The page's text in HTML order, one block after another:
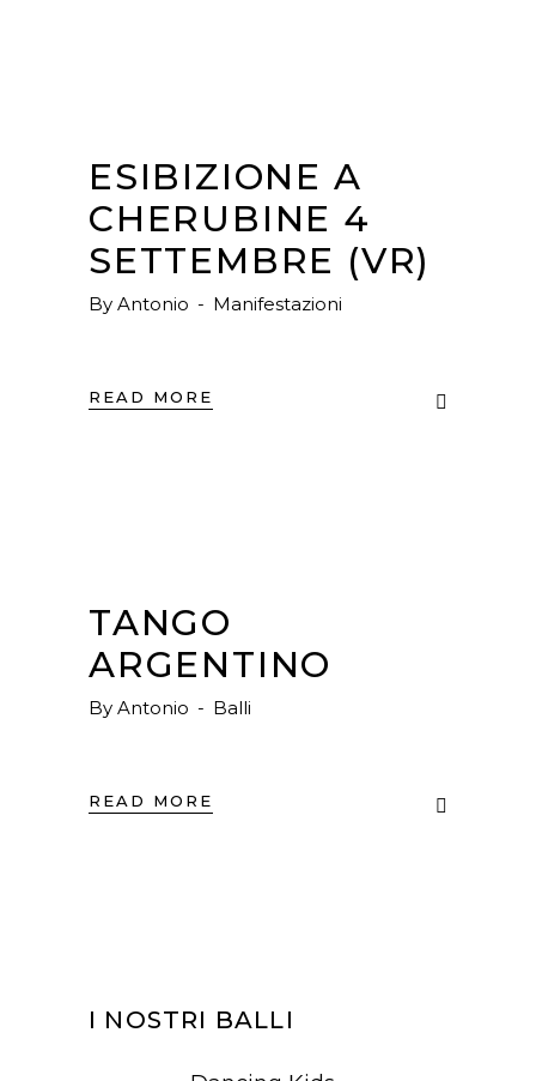
ESIBIZIONE A
CHERUBINE 4
SETTEMBRE (VR)
By Antonio Manifestazioni
READ MORE
TANGO
ARGENTINO
By Antonio Balli
READ MORE
I NOSTRI BALLI